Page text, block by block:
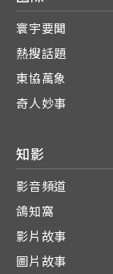
寰宇要聞
熱搜話題
東協萬象
奇人妙事
知影
影音頻道
鴿知窩
影片故事
圖片故事